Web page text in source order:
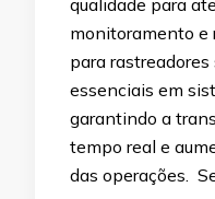
qualidade para
monitoramento e
para
essenciais em
garantindo a
tempo real e
das operações.